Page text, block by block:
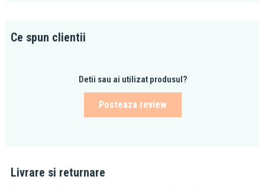
Ce spun clientii
Detii sau ai utilizat produsul?
Posteaza review
Livrare si returnare